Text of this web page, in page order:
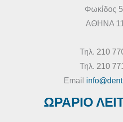
Φωκίδος
ΑΘΗΝΑ
Τηλ. 210
Τηλ. 210
Email
ΩΡΑΡΙΟ